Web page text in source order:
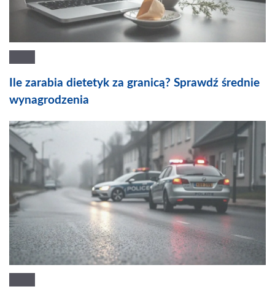
Ile zarabia dietetyk za granicą? Sprawdź średnie
wynagrodzenia